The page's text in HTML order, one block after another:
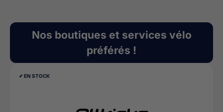
Nos boutiques et services vélo
préférés !
✔︎ EN STOCK